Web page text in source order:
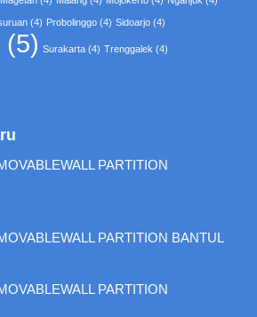
(4) Probolinggo (4) Sidoarjo (4)
(5) Surakarta (4) Trenggalek (4)
PARTITION
PARTITION BANTUL
PARTITION